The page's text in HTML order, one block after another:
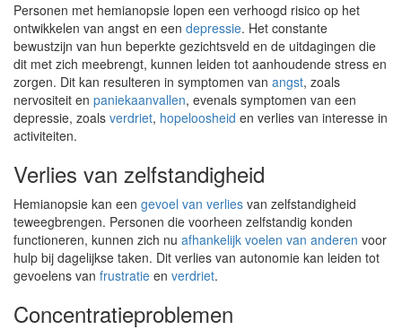
Personen met hemianopsie lopen een verhoogd risico op het
ontwikkelen van angst en een depressie. Het constante
bewustzijn van hun beperkte gezichtsveld en de uitdagingen die
dit met zich meebrengt, kunnen leiden tot aanhoudende stress en
zorgen. Dit kan resulteren in symptomen van angst, zoals
nervositeit en paniekaanvallen, evenals symptomen van een
depressie, zoals verdriet, hopeloosheid en verlies van interesse in
activiteiten.
Verlies van zelfstandigheid
Hemianopsie kan een gevoel van verlies van zelfstandigheid
teweegbrengen. Personen die voorheen zelfstandig konden
functioneren, kunnen zich nu afhankelijk voelen van anderen voor
hulp bij dagelijkse taken. Dit verlies van autonomie kan leiden tot
gevoelens van frustratie en verdriet.
Concentratieproblemen